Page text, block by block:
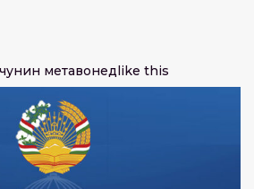
метавонедlike this